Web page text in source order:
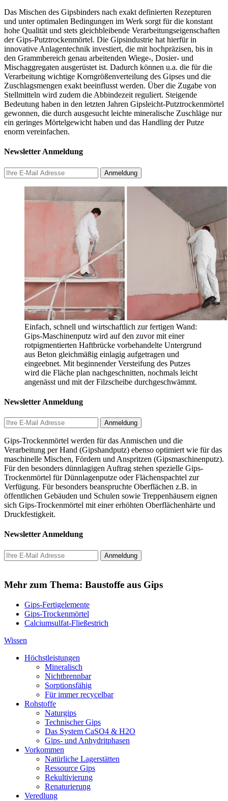
Das Mischen des Gipsbinders nach exakt definierten Rezepturen
und unter optimalen Bedingungen im Werk sorgt für die konstant
hohe Qualität und stets gleichbleibende Verarbeitungseigenschaften
der Gips-Putztrockenmörtel. Die Gipsindustrie hat hierfür in
innovative Anlagentechnik investiert, die mit hochpräzisen, bis in
den Grammbereich genau arbeitenden Wiege-, Dosier- und
Mischaggregaten ausgerüstet ist. Dadurch können u.a. die für die
Verarbeitung wichtige Korngrößenverteilung des Gipses und die
Zuschlagsmengen exakt beeinflusst werden. Über die Zugabe von
Stellmitteln wird zudem die Abbindezeit reguliert. Steigende
Bedeutung haben in den letzten Jahren Gipsleicht-Putztrockenmörtel
gewonnen, die durch ausgesucht leichte mineralische Zuschläge nur
ein geringes Mörtelgewicht haben und das Handling der Putze
enorm vereinfachen.
Newsletter Anmeldung
Einfach, schnell und wirtschaftlich zur fertigen Wand:
Gips-Maschinenputz wird auf den zuvor mit einer
rotpigmentierten Haftbrücke vorbehandelte Untergrund
aus Beton gleichmäßig einlagig aufgetragen und
eingeebnet. Mit beginnender Versteifung des Putzes
wird die Fläche plan nachgeschnitten, nochmals leicht
angenässt und mit der Filzscheibe durchgeschwämmt.
Newsletter Anmeldung
Gips-Trockenmörtel werden für das Anmischen und die
Verarbeitung per Hand (Gipshandputz) ebenso optimiert wie für das
maschinelle Mischen, Fördern und Anspritzen (Gipsmaschinenputz).
Für den besonders dünnlagigen Auftrag stehen spezielle Gips-
Trockenmörtel für Dünnlagenputze oder Flächenspachtel zur
Verfügung. Für besonders beanspruchte Oberflächen z.B. in
öffentlichen Gebäuden und Schulen sowie Treppenhäusern eignen
sich Gips-Trockenmörtel mit einer erhöhten Oberflächenhärte und
Druckfestigkeit.
Newsletter Anmeldung
Mehr zum Thema: Baustoffe aus Gips
Gips-Fertigelemente
Gips-Trockenmörtel
Calciumsulfat-Fließestrich
Wissen
Höchstleistungen
Mineralisch
Nichtbrennbar
Sorptionsfähig
Für immer recycelbar
Rohstoffe
Naturgips
Technischer Gips
Das System CaSO4 & H2O
Gips- und Anhydritphasen
Vorkommen
Natürliche Lagerstätten
Ressource Gips
Rekultivierung
Renaturierung
Veredlung